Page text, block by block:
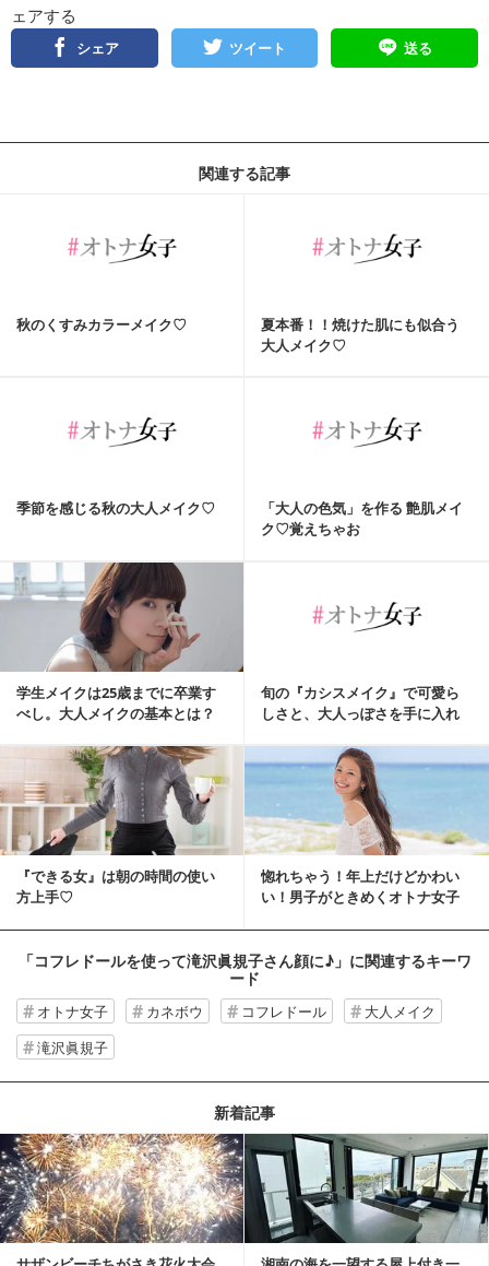
ェアする
シェア ツイート 送る
関連する記事
秋のくすみカラーメイク♡
夏本番！！焼けた肌にも似合う
大人メイク♡
季節を感じる秋の大人メイク♡
「大人の色気」を作る 艶肌メイ
ク♡覚えちゃお
学生メイクは25歳までに卒業す
べし。大人メイクの基本とは？
旬の『カシスメイク』で可愛ら
しさと、大人っぽさを手に入れ
『できる女』は朝の時間の使い
方上手♡
惚れちゃう！年上だけどかわい
い！男子がときめくオトナ女子
「コフレドールを使って滝沢眞規子さん顔に♪」 に関連するキーワ
ード
オトナ女子 カネボウ コフレドール
大人メイク
滝沢眞規子
新着記事